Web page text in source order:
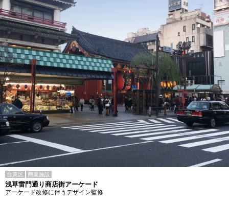
台東区 商業施設
浅草雷門通り商店街アーケード
アーケード改修に伴うデザイン監修